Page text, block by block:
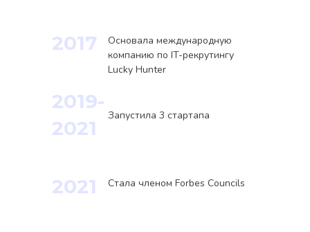
2017
2021
2019-
2021
Основала международную
компанию по IT-рекрутингу
Lucky Hunter
Стала членом Forbes Councils
Запустила 3 стартапа
Точная калибровка: как